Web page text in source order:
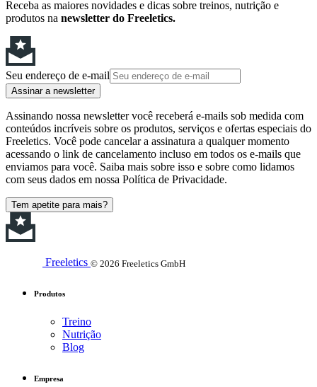
Receba as maiores novidades e dicas sobre treinos, nutrição e
produtos na newsletter do Freeletics.
Seu endereço de e-mail
Assinar a newsletter
Assinando nossa newsletter você receberá e-mails sob medida com
conteúdos incríveis sobre os produtos, serviços e ofertas especiais do
Freeletics. Você pode cancelar a assinatura a qualquer momento
acessando o link de cancelamento incluso em todos os e-mails que
enviamos para você. Saiba mais sobre isso e sobre como lidamos
com seus dados em nossa Política de Privacidade.
Tem apetite para mais?
Freeletics © 2026 Freeletics GmbH
Produtos
Treino
Nutrição
Blog
Empresa